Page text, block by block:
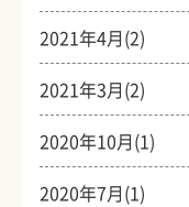
2021年4月(2)
2021年3月(2)
2020年10月(1)
2020年7月(1)